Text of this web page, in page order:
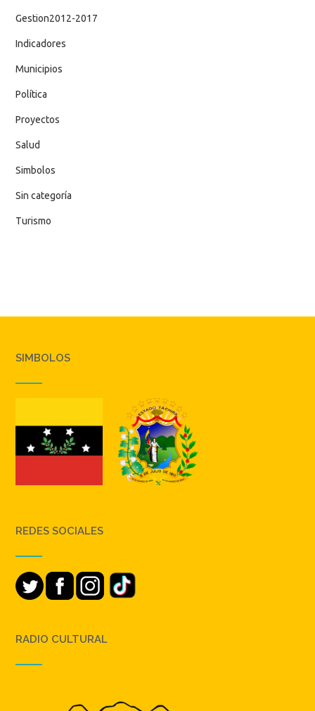
Gestion2012-2017
Indicadores
Municipios
Política
Proyectos
Salud
Simbolos
Sin categoría
Turismo
SIMBOLOS
REDES SOCIALES
RADIO CULTURAL